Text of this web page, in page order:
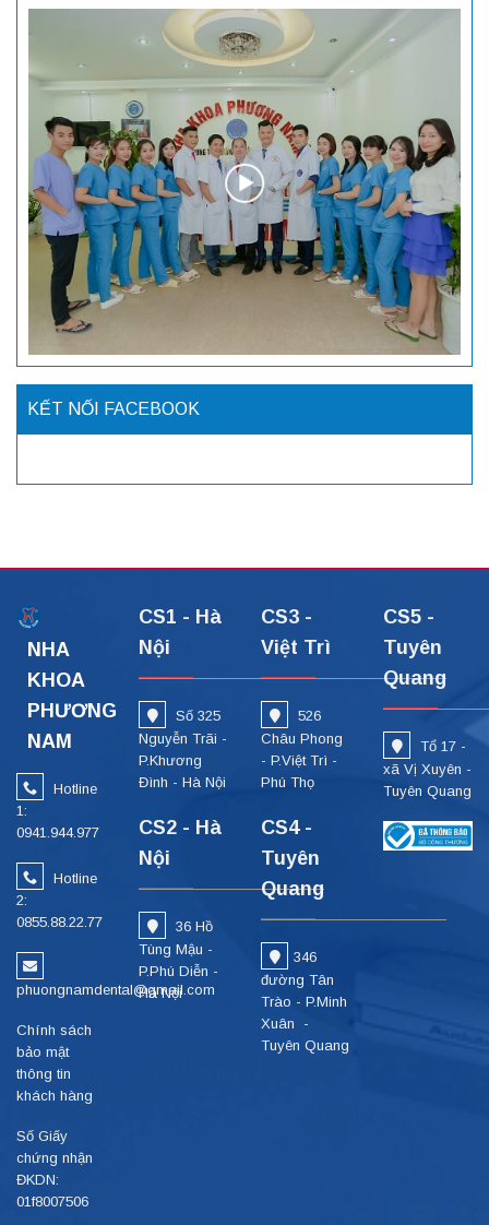
KẾT NỐI FACEBOOK
NHA
KHOA
PHƯƠNG
NAM
Hotline
1:
0941.944.977
Hotline
2:
0855.88.22.77
phuongnamdental@gmail.com
Chính sách
bảo mật
thông tin
khách hàng
Số Giấy
chứng nhận
ĐKDN:
01f8007506
CS1 - Hà
Nội
Số 325
Nguyễn Trãi -
P.Khương
Đình - Hà Nội
CS2 - Hà
Nội
36 Hồ
Tùng Mậu -
P.Phú Diễn -
Hà Nội
CS3 -
Việt Trì
526
Châu Phong
- P.Việt Trì -
Phú Thọ
CS4 -
Tuyên
Quang
346
đường Tân
Trào - P.Minh
Xuân -
Tuyên Quang
CS5 -
Tuyên
Quang
Tổ 17 -
xã Vị Xuyên -
Tuyên Quang